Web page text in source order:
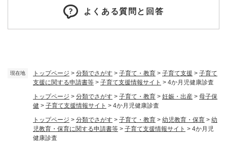
現在地 トップページ > 分類でさがす > 子育て・教育 > 子育て支援 > 子育て
支援に関する申請書等 > 子育て支援情報サイト > 4か月児健康診査
トップページ > 分類でさがす > 子育て・教育 > 妊娠・出産 > 母子保
健 > 子育て支援情報サイト > 4か月児健康診査
トップページ > 分類でさがす > 子育て・教育 > 幼児教育・保育 > 幼
児教育・保育に関する申請書等 > 子育て支援情報サイト > 4か月児
健康診査
よくある質問と回答